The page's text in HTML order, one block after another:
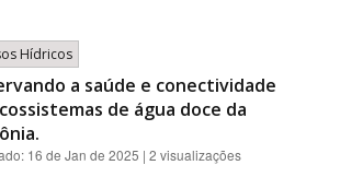
Hídricos
a saúde e conectividade
de água doce da
16 de Jan de 2025 | 2 visualizações